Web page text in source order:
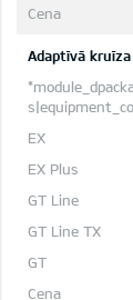
Adaptīvā